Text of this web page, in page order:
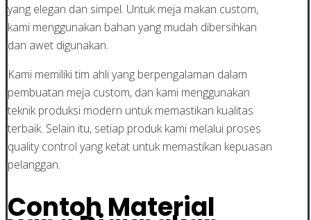
yang elegan dan simpel. Untuk meja makan custom,
kami menggunakan bahan yang mudah dibersihkan
dan awet digunakan.
Kami memiliki tim ahli yang berpengalaman dalam
pembuatan meja custom, dan kami menggunakan
teknik produksi modern untuk memastikan kualitas
terbaik. Selain itu, setiap produk kami melalui proses
quality control yang ketat untuk memastikan kepuasan
pelanggan.
Contoh Material